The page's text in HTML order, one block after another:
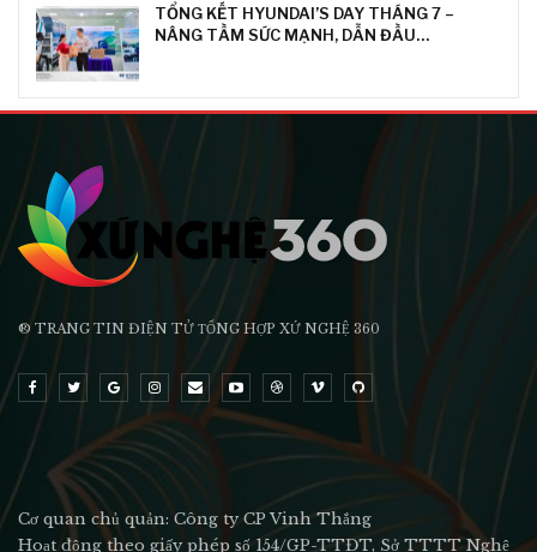
TỔNG KẾT HYUNDAI’S DAY THÁNG 7 –
NÂNG TẦM SỨC MẠNH, DẪN ĐẦU…
® TRANG TIN ĐIỆN TỬ ТỔNG HỢP XỨ NGHỆ 360
Cơ quan chủ quản: Công ty CP Vinh Thắng
Hoạt động theo giấy phép số 154/GP-TTĐT, Sở TTTT Nghệ